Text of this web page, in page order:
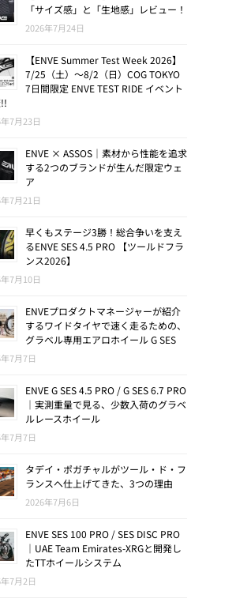
「サイズ感」と「生地感」レビュー！
2026年7月24日
【ENVE Summer Test Week 2026】
7/25（土）〜8/2（日）COG TOKYO
7日間限定 ENVE TEST RIDE イベント
7月23日
ENVE × ASSOS｜素材から性能を追求
する2つのブランドが生んだ限定ウェ
ア
7月21日
早くもステージ3勝！総合争いを支え
るENVE SES 4.5 PRO 【ツールドフラ
ンス2026】
7月10日
ENVEプロダクトマネージャーが紹介
するワイドタイヤで速く走るための、
グラベル専用エアロホイール G SES
7月7日
ENVE G SES 4.5 PRO / G SES 6.7 PRO
｜実測重量で見る、少数入荷のグラベ
ルレースホイール
7月7日
タデイ・ポガチャルがツール・ド・フ
ランスへ仕上げてきた、3つの理由
2026年7月6日
ENVE SES 100 PRO / SES DISC PRO
｜UAE Team Emirates-XRGと開発し
たTTホイールシステム
7月2日